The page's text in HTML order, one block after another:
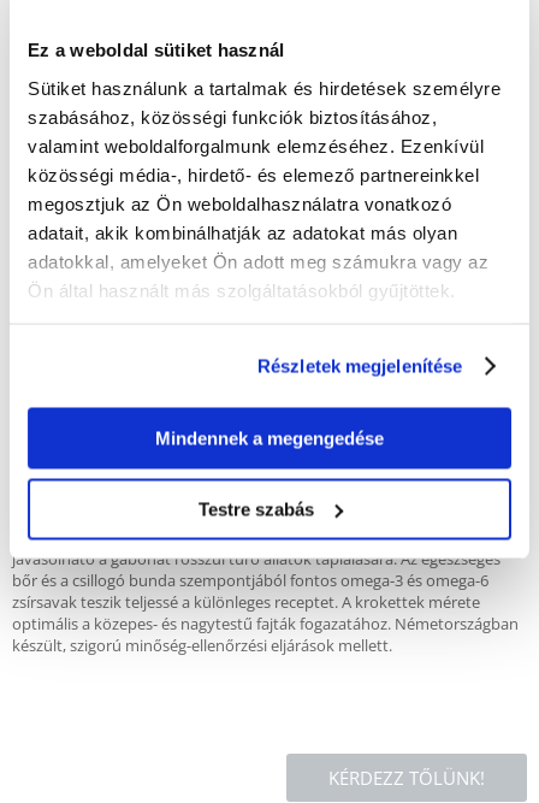
Ez a weboldal sütiket használ
Sütiket használunk a tartalmak és hirdetések személyre
szabásához, közösségi funkciók biztosításához,
valamint weboldalforgalmunk elemzéséhez. Ezenkívül
közösségi média-, hirdető- és elemező partnereinkkel
megosztjuk az Ön weboldalhasználatra vonatkozó
adatait, akik kombinálhatják az adatokat más olyan
adatokkal, amelyeket Ön adott meg számukra vagy az
Ön által használt más szolgáltatásokból gyűjtöttek.
Részletek megjelenítése
Mindennek a megengedése
Testre szabás
KÜLDÉS 48 ÓRÁN BELÜL
Képek ügyfeleinkrőlTovábbi képek megtekintése
Leírás
Kiváló strucchússal az igényes kutyák számára.
Táplálék-intolerancia esetén állatorvosok által ajánlott
Egyfajta fehérje – eredeti afrikai strucchús
eledel, amely ideális minden olyan igényes ínyenc számára, amely a
különlegeset keresi, vagy nagyon válogatós. Nagyon jól alkalmazható a
közepes- és nagytestű fajtákhoz tartozó, speciális igényű
táplálékérzékeny kutyáknál is: ugyanis a Happy Dog Africa a strucchúst
igen ritka fehérjeforrás, ideális táplálék az élelmiszer-intoleranciával
küzdő kutyák számára. A burgonya nem tartalmaz glutént, ezért
javasolható a gabonát rosszul tűrő állatok táplálására. Az egészséges
bőr és a csillogó bunda szempontjából fontos omega-3 és omega-6
zsírsavak teszik teljessé a különleges receptet. A krokettek mérete
optimális a közepes- és nagytestű fajták fogazatához. Németországban
készült, szigorú minőség-ellenőrzési eljárások mellett.
KÉRDEZZ TŐLÜNK!